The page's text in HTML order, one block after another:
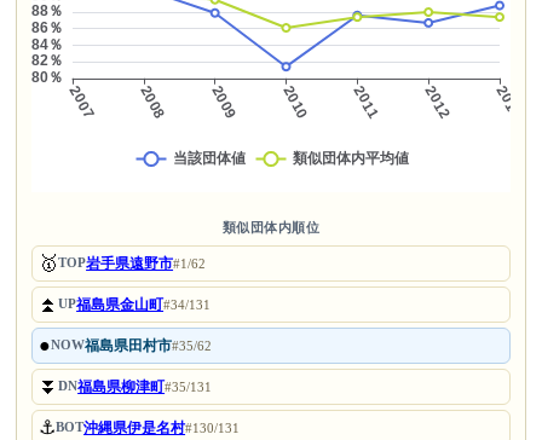
類似団体内順位
🥇TOP岩手県遠野市#1/62
⏫UP福島県金山町#34/131
●NOW福島県田村市#35/62
⏬DN福島県柳津町#35/131
⚓BOT沖縄県伊是名村#130/131